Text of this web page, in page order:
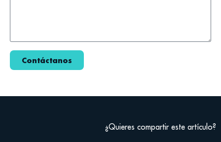
Contáctanos
¿Quieres compartir este artículo?